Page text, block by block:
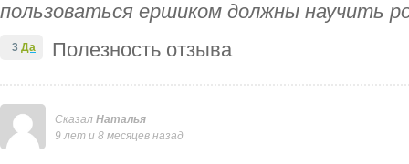
пользоваться ершиком должны научить
Полезность отзыва
3 Да
Сказал Наталья
9 лет и 8 месяцев назад